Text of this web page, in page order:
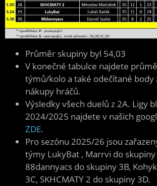
Průměr skupiny byl 54,03
V konečné tabulce najdete
týmů/kolo a také odečítané body
nákupy hráčů.
Výsledky všech duelů z 2A. Ligy
2024/2025 najdete v našich
ZDE.
Pro sezónu 2025/26 jsou
týmy LukyBat , Marrvi do
88dannyacs do skupiny 3B,
3C, SKHCMATY 2 do skupiny 3D.